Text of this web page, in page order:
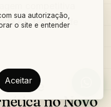
competitiva
em tempos de
e
no Novo
sua autorização,
o site e entender
Aceitar